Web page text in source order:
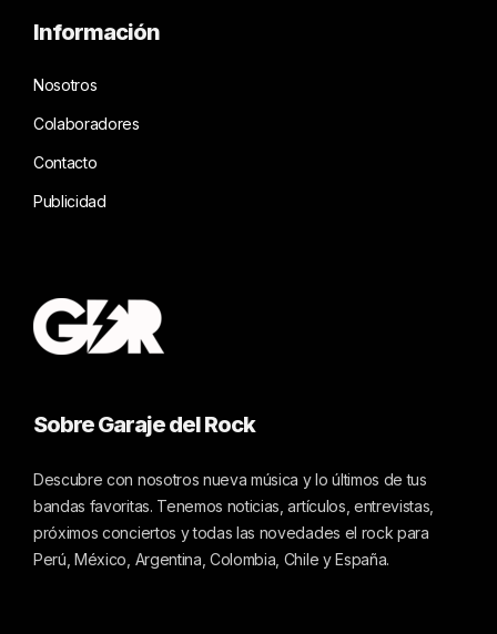
Información
Nosotros
Colaboradores
Contacto
Publicidad
Sobre Garaje del Rock
Descubre con nosotros nueva música y lo últimos de tus
bandas favoritas. Tenemos noticias, artículos, entrevistas,
próximos conciertos y todas las novedades el rock para
Perú, México, Argentina, Colombia, Chile y España.